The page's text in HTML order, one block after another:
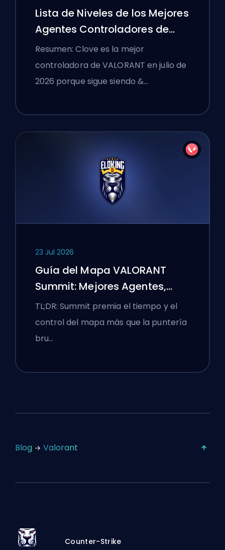
Lista de Niveles de los Mejores
Agentes Controladores de
VALORANT
Resumen: Clove es la mejor
controladora de VALORANT en julio de
2026 porque sigue siendo &…
23 Jul 2026
Guía del Mapa VALORANT
Summit: Mejores Agentes,
Llamadas y Humos
TL;DR: Summit premia el tiempo y el
control del mapa más que la puntería
bru…
Blog Valorant
Counter-Strike